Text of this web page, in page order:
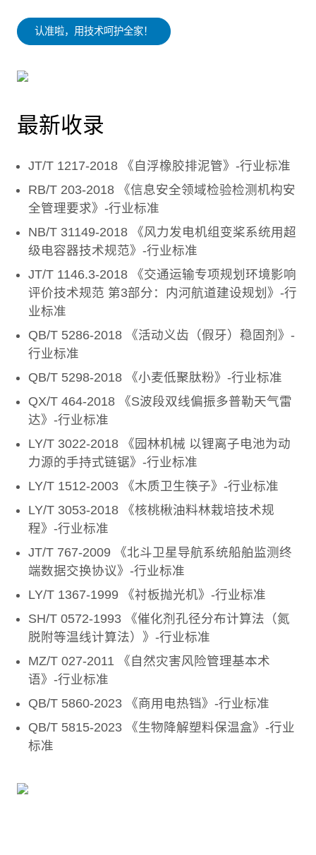
认准啦，用技术呵护全家！
最新收录
JT/T 1217-2018 《自浮橡胶排泥管》-行业标准
RB/T 203-2018 《信息安全领域检验检测机构安
全管理要求》-行业标准
NB/T 31149-2018 《风力发电机组变桨系统用超
级电容器技术规范》-行业标准
JT/T 1146.3-2018 《交通运输专项规划环境影响
评价技术规范 第3部分：内河航道建设规划》-行
业标准
QB/T 5286-2018 《活动义齿（假牙）稳固剂》-
行业标准
QB/T 5298-2018 《小麦低聚肽粉》-行业标准
QX/T 464-2018 《S波段双线偏振多普勒天气雷
达》-行业标准
LY/T 3022-2018 《园林机械 以锂离子电池为动
力源的手持式链锯》-行业标准
LY/T 1512-2003 《木质卫生筷子》-行业标准
LY/T 3053-2018 《核桃楸油料林栽培技术规
程》-行业标准
JT/T 767-2009 《北斗卫星导航系统船舶监测终
端数据交换协议》-行业标准
LY/T 1367-1999 《衬板抛光机》-行业标准
SH/T 0572-1993 《催化剂孔径分布计算法（氮
脱附等温线计算法）》-行业标准
MZ/T 027-2011 《自然灾害风险管理基本术
语》-行业标准
QB/T 5860-2023 《商用电热铛》-行业标准
QB/T 5815-2023 《生物降解塑料保温盒》-行业
标准